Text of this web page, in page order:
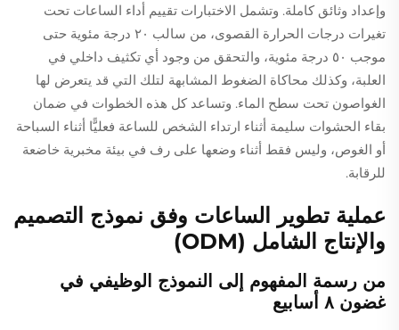
وإعداد وثائق كاملة. وتشمل الاختبارات تقييم أداء الساعات تحت
تغيرات درجات الحرارة القصوى، من سالب ٢٠ درجة مئوية حتى
موجب ٥٠ درجة مئوية، والتحقق من وجود أي تكثيف داخلي في
العلبة، وكذلك محاكاة الضغوط المشابهة لتلك التي قد يتعرض لها
الغواصون تحت سطح الماء. وتساعد كل هذه الخطوات في ضمان
بقاء الحشوات سليمة أثناء ارتداء الشخص للساعة فعليًّا أثناء السباحة
أو الغوص، وليس فقط أثناء وضعها على رف في بيئة مخبرية خاضعة
للرقابة.
عملية تطوير الساعات وفق نموذج التصميم
والإنتاج الشامل (ODM)
من رسمة المفهوم إلى النموذج الوظيفي في
غضون ٨ أسابيع